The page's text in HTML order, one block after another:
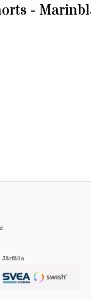
-
Järfälla